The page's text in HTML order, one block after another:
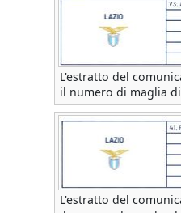
L'estratto del
il numero di maglia
L'estratto del